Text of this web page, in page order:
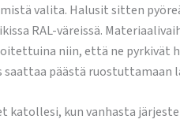
valita. Halusit sitten
RAL-väreissä.
niin, että ne pyrkivät
päästä ruostuttamaan
kun vanhasta